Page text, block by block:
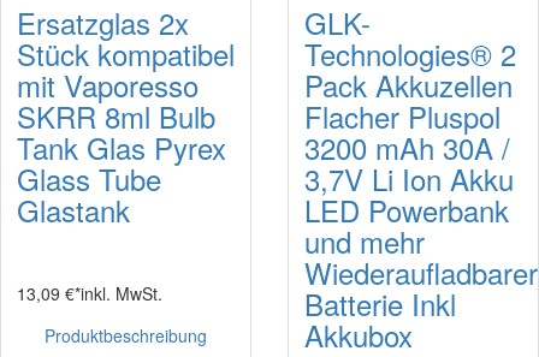
Ersatzglas 2x
Stück kompatibel
mit Vaporesso
SKRR 8ml Bulb
Tank Glas Pyrex
Glass Tube
Glastank
13,09 €*inkl. MwSt.
Produktbeschreibung
GLK-
Technologies® 2
Pack Akkuzellen
Flacher Pluspol
3200 mAh 30A /
3,7V Li Ion Akku
LED Powerbank
und mehr
Wiederaufladbarer
Batterie Inkl
Akkubox